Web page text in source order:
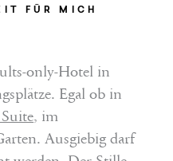
FÜR MICH
only-Hotel in
Egal ob in
, im
Ausgiebig darf